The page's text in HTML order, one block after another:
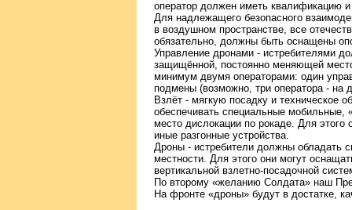
оператор должен иметь квалификацию и
Для надлежащего безопасного
в воздушном пространстве, все
обязательно, должны быть оснащены
Управление дронами - истребителями
защищённой, постоянно меняющей
минимум двумя операторами: один
подмены (возможно, три оператора - на
Взлёт - мягкую посадку и техническое
обеспечивать специальные
место дислокации по рокаде. Для
иные разгонные устройства.
Дроны - истребители должны обладать
местности. Для этого они могут
вертикальной взлетно-посадочной
По второму «желанию Солдата» наш
На фронте «дроны» будут в достатке,